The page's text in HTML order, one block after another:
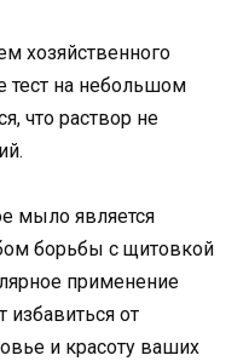
хозяйственного
тест на небольшом
что раствор не
мыло является
борьбы с щитовкой
применение
от
и красоту ваших